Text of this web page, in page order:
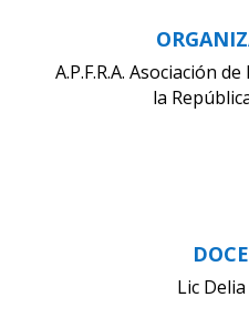
A.P.F.R.A. Asociación
la
Lic